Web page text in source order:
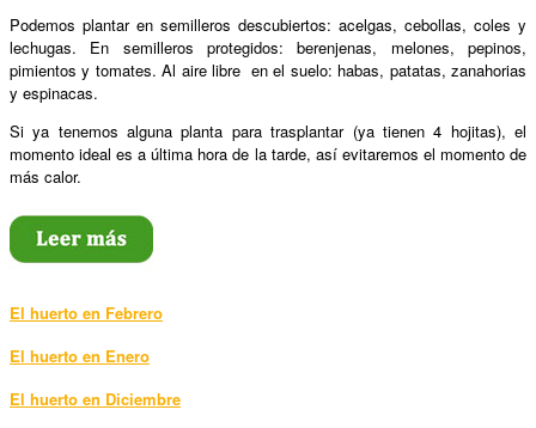
Podemos plantar en semilleros descubiertos: acelgas, cebollas, coles y
lechugas. En semilleros protegidos: berenjenas, melones, pepinos,
pimientos y tomates. Al aire libre en el suelo: habas, patatas, zanahorias
y espinacas.
Si ya tenemos alguna planta para trasplantar (ya tienen 4 hojitas), el
momento ideal es a última hora de la tarde, así evitaremos el momento de
más calor.
El huerto en Febrero
El huerto en Enero
El huerto en Diciembre